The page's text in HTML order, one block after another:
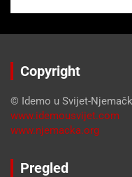
Copyright
© Idemo u Svijet-
www.idemousvijet.com
www.njemacka.org
Pregled